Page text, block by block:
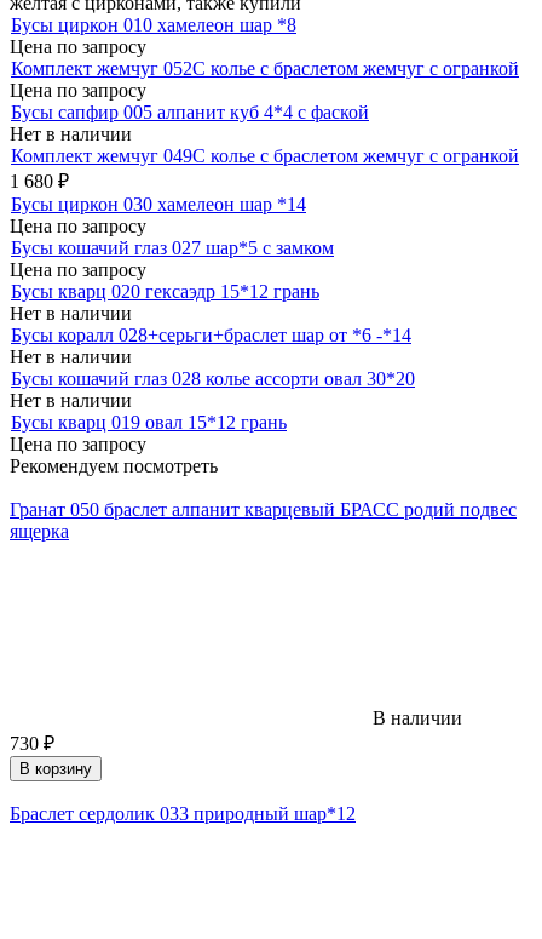
Бусы циркон 010 хамелеон шар *8
Цена по запросу
Комплект жемчуг 052С колье с браслетом жемчуг с огранкой
Цена по запросу
Бусы сапфир 005 алпанит куб 4*4 с фаской
Нет в наличии
Комплект жемчуг 049С колье с браслетом жемчуг с огранкой
1 680 ₽
Бусы циркон 030 хамелеон шар *14
Цена по запросу
Бусы кошачий глаз 027 шар*5 с замком
Цена по запросу
Бусы кварц 020 гексаэдр 15*12 грань
Нет в наличии
Бусы коралл 028+серьги+браслет шар от *6 -*14
Нет в наличии
Бусы кошачий глаз 028 колье ассорти овал 30*20
Нет в наличии
Бусы кварц 019 овал 15*12 грань
Цена по запросу
Рекомендуем посмотреть
Гранат 050 браслет алпанит кварцевый БРАСС родий подвес
ящерка
В наличии
730 ₽
В корзину
Браслет сердолик 033 природный шар*12